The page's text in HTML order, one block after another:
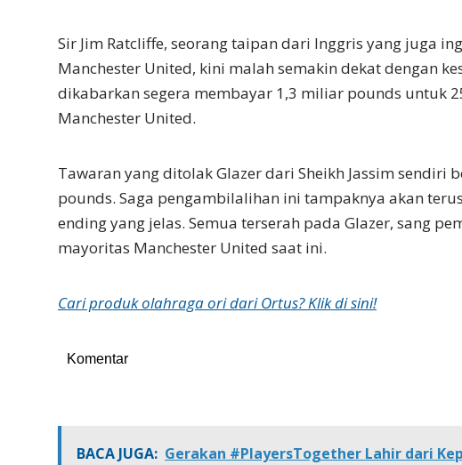
Sir Jim Ratcliffe, seorang taipan dari Inggris yang juga
Manchester United, kini malah semakin dekat dengan
dikabarkan segera membayar 1,3 miliar pounds untuk
Manchester United.
Tawaran yang ditolak Glazer dari Sheikh Jassim sendiri
pounds. Saga pengambilalihan ini tampaknya akan
ending yang jelas. Semua terserah pada Glazer, sang
mayoritas Manchester United saat ini.
Cari produk olahraga ori dari Ortus? Klik di sini!
Komentar
BACA JUGA: Gerakan #PlayersTogether Lahir dari